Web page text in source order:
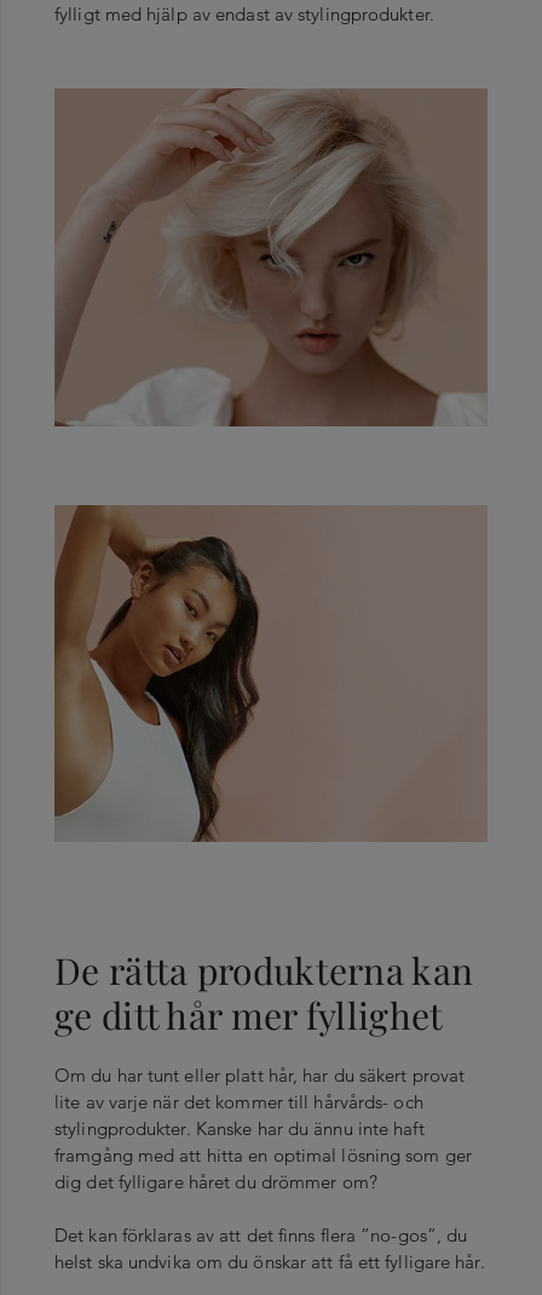
fylligt med hjälp av endast av stylingprodukter.
De rätta produkterna kan
ge ditt hår mer fyllighet
Om du har tunt eller platt hår, har du säkert provat
lite av varje när det kommer till hårvårds- och
stylingprodukter. Kanske har du ännu inte haft
framgång med att hitta en optimal lösning som ger
dig det fylligare håret du drömmer om?
Det kan förklaras av att det finns flera ”no-gos”, du
helst ska undvika om du önskar att få ett fylligare hår.